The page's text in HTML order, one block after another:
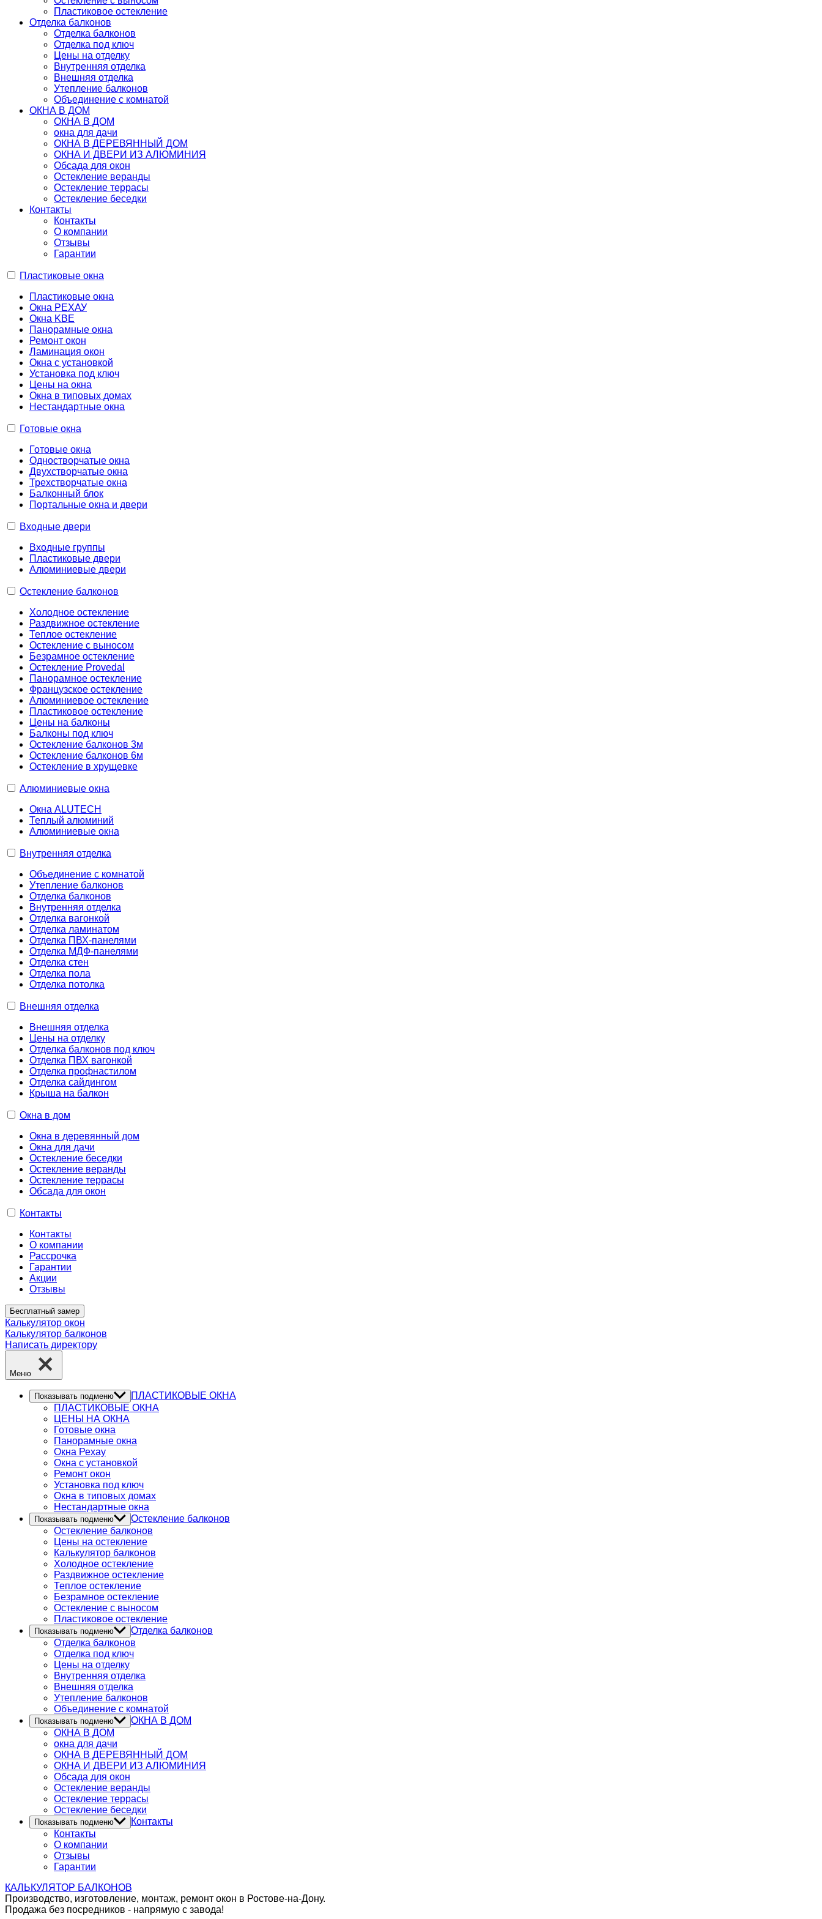
Пластиковое остекление
Отделка балконов
Отделка балконов
Отделка под ключ
Цены на отделку
Внутренняя отделка
Внешняя отделка
Утепление балконов
Объединение с комнатой
ОКНА В ДОМ
ОКНА В ДОМ
окна для дачи
ОКНА В ДЕРЕВЯННЫЙ ДОМ
ОКНА И ДВЕРИ ИЗ АЛЮМИНИЯ
Обсада для окон
Остекление веранды
Остекление террасы
Остекление беседки
Контакты
Контакты
О компании
Отзывы
Гарантии
Пластиковые окна
Пластиковые окна
Окна РЕХАУ
Окна KBE
Панорамные окна
Ремонт окон
Ламинация окон
Окна с установкой
Установка под ключ
Цены на окна
Окна в типовых домах
Нестандартные окна
Готовые окна
Готовые окна
Одностворчатые окна
Двухстворчатые окна
Трехстворчатые окна
Балконный блок
Портальные окна и двери
Входные двери
Входные группы
Пластиковые двери
Алюминиевые двери
Остекление балконов
Холодное остекление
Раздвижное остекление
Теплое остекление
Остекление с выносом
Безрамное остекление
Остекление Provedal
Панорамное остекление
Французское остекление
Алюминиевое остекление
Пластиковое остекление
Цены на балконы
Балконы под ключ
Остекление балконов 3м
Остекление балконов 6м
Остекление в хрущевке
Алюминиевые окна
Окна ALUTECH
Теплый алюминий
Алюминиевые окна
Внутренняя отделка
Объединение с комнатой
Утепление балконов
Отделка балконов
Внутренняя отделка
Отделка вагонкой
Отделка ламинатом
Отделка ПВХ-панелями
Отделка МДФ-панелями
Отделка стен
Отделка пола
Отделка потолка
Внешняя отделка
Внешняя отделка
Цены на отделку
Отделка балконов под ключ
Отделка ПВХ вагонкой
Отделка профнастилом
Отделка сайдингом
Крыша на балкон
Окна в дом
Окна в деревянный дом
Окна для дачи
Остекление беседки
Остекление веранды
Остекление террасы
Обсада для окон
Контакты
Контакты
О компании
Рассрочка
Гарантии
Акции
Отзывы
Бесплатный замер
Калькулятор окон
Калькулятор балконов
Написать директору
Меню
Показывать подменю
ПЛАСТИКОВЫЕ ОКНА
ПЛАСТИКОВЫЕ ОКНА
ЦЕНЫ НА ОКНА
Готовые окна
Панорамные окна
Окна Рехау
Окна с установкой
Ремонт окон
Установка под ключ
Окна в типовых домах
Нестандартные окна
Показывать подменю
Остекление балконов
Остекление балконов
Цены на остекление
Калькулятор балконов
Холодное остекление
Раздвижное остекление
Теплое остекление
Безрамное остекление
Остекление с выносом
Пластиковое остекление
Показывать подменю
Отделка балконов
Отделка балконов
Отделка под ключ
Цены на отделку
Внутренняя отделка
Внешняя отделка
Утепление балконов
Объединение с комнатой
Показывать подменю
ОКНА В ДОМ
ОКНА В ДОМ
окна для дачи
ОКНА В ДЕРЕВЯННЫЙ ДОМ
ОКНА И ДВЕРИ ИЗ АЛЮМИНИЯ
Обсада для окон
Остекление веранды
Остекление террасы
Остекление беседки
Показывать подменю
Контакты
Контакты
О компании
Отзывы
Гарантии
КАЛЬКУЛЯТОР БАЛКОНОВ
Производство, изготовление, монтаж, ремонт окон в Ростове-на-Дону.
Продажа без посредников - напрямую с завода!